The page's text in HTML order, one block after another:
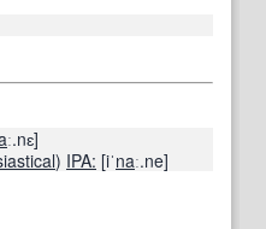
ː.nɛ]
) IPA: [iˈnaː.ne]